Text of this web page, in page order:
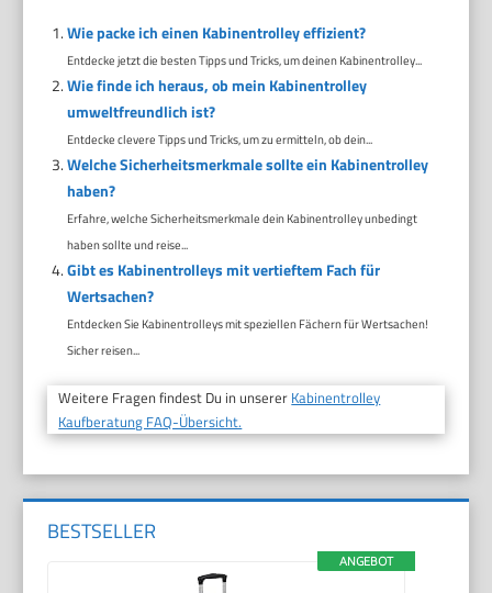
Wie packe ich einen Kabinentrolley effizient?
Entdecke jetzt die besten Tipps und Tricks, um deinen Kabinentrolley...
Wie finde ich heraus, ob mein Kabinentrolley
umweltfreundlich ist?
Entdecke clevere Tipps und Tricks, um zu ermitteln, ob dein...
Welche Sicherheitsmerkmale sollte ein Kabinentrolley
haben?
Erfahre, welche Sicherheitsmerkmale dein Kabinentrolley unbedingt
haben sollte und reise...
Gibt es Kabinentrolleys mit vertieftem Fach für
Wertsachen?
Entdecken Sie Kabinentrolleys mit speziellen Fächern für Wertsachen!
Sicher reisen...
Weitere Fragen findest Du in unserer Kabinentrolley
Kaufberatung FAQ-Übersicht.
BESTSELLER
ANGEBOT